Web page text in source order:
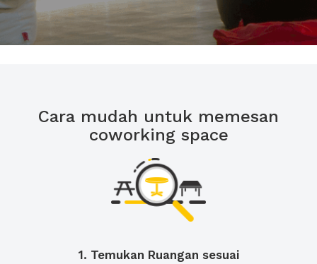
Cara mudah untuk memesan
coworking space
1. Temukan Ruangan sesuai